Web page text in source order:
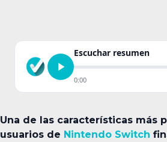
Escuchar resumen
0:00
Una de las características más
usuarios de Nintendo Switch